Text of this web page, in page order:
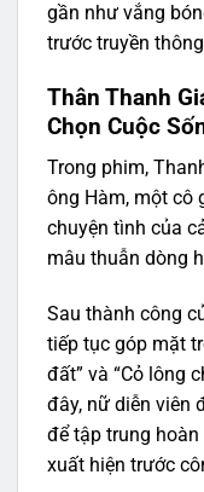
gần như vắng
trước truyền
Thân Thanh
Chọn Cuộc
Trong phim,
ông Hàm, một cô
chuyện tình của
mâu thuẫn dòng
Sau thành công
tiếp tục góp mặt
đất” và “Cỏ lông
đây, nữ diễn viên
để tập trung
xuất hiện trước